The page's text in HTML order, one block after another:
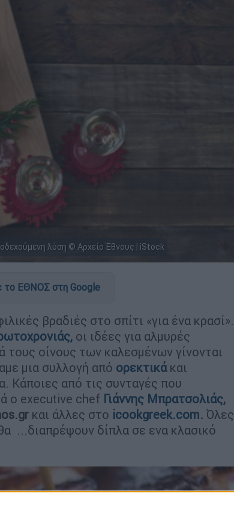
λύση © Αρχείο Έθνους | iStock
το ΕΘΝΟΣ στη Google
βραδιές στο σπίτι «για ένα κρασί».
οι ιδέες για αλμυρές
οίνους των καλεσμένων γίνονται
μια συλλογή από ορεκτικάκαι
Κάποιες από τις συνταγές που
ο executive chef Γιάννης Μπρατσολιάς,
και άλλες στο icookgreek.com. Όλες
...διαπρέψουν δίπλα σε ενα κλασικό